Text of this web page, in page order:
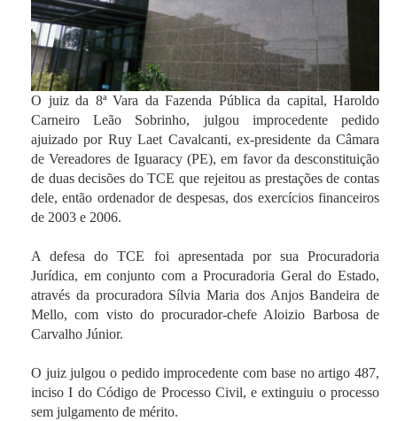
O juiz da 8ª Vara da Fazenda Pública da capital, Haroldo
Carneiro Leão Sobrinho, julgou improcedente pedido
ajuizado por Ruy Laet Cavalcanti, ex-presidente da Câmara
de Vereadores de Iguaracy (PE), em favor da desconstituição
de duas decisões do TCE que rejeitou as prestações de contas
dele, então ordenador de despesas, dos exercícios financeiros
de 2003 e 2006.
A defesa do TCE foi apresentada por sua Procuradoria
Jurídica, em conjunto com a Procuradoria Geral do Estado,
através da procuradora Sílvia Maria dos Anjos Bandeira de
Mello, com visto do procurador-chefe Aloizio Barbosa de
Carvalho Júnior.
O juiz julgou o pedido improcedente com base no artigo 487,
inciso I do Código de Processo Civil, e extinguiu o processo
sem julgamento de mérito.